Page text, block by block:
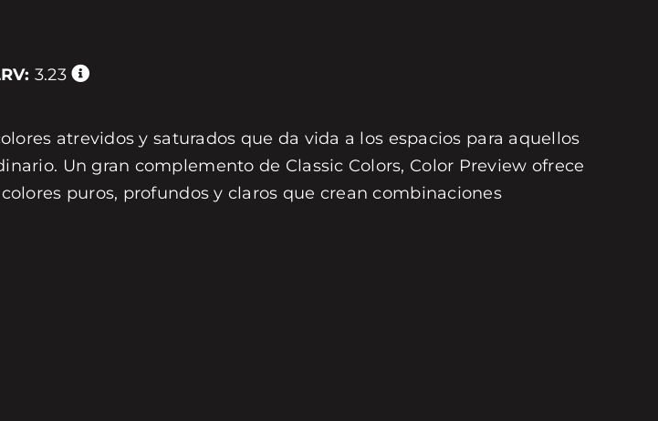
3.23
atrevidos y saturados que da vida a los espacios para aquellos
Un gran complemento de Classic Colors, Color Preview ofrece
puros, profundos y claros que crean combinaciones